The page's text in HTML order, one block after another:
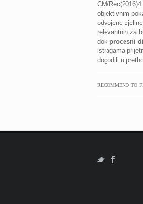
CM/
objektivnim
odvojene
relevantnih za
dok procesni
istragama
dogodili u
RECOMMEND TO